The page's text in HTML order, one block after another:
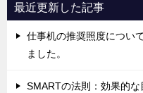
最近更新した記事
仕事机の推奨照度につい
ました。
SMARTの法則：効果的